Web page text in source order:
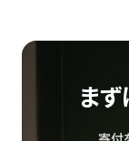
ま